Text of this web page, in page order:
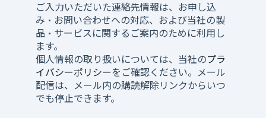
ご入力いただいた連絡先情報は、お申し込
み・お問い合わせへの対応、および当社の製
品・サービスに関するご案内のために利用し
ます。
個人情報の取り扱いについては、当社のプラ
イバシーポリシー をご確認ください。メール
配信は、メール内の購読解除リンクからいつ
でも停止できます。